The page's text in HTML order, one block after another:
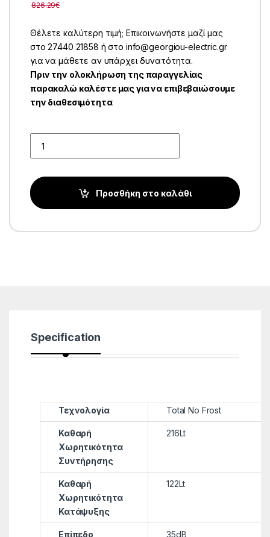
826.29€
Θέλετε καλύτερη τιμή; Επικοινωνήστε μαζί μας
στο 27440 21858 ή στο info@georgiou-electric.gr
για να μάθετε αν υπάρχει δυνατότητα.
Πριν την ολοκλήρωση της παραγγελίας
παρακαλώ καλέστε μας για να επιβεβαιώσουμε
την διαθεσιμότητα
Προσθήκη στο καλάθι
Specification
Τεχνολογία Total No Frost
Καθαρή
Χωρητικότητα
Συντήρησης
216Lt
Καθαρή
Χωρητικότητα
Κατάψυξης
122Lt
Επίπεδο 35dB